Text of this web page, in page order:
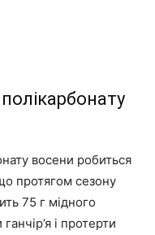
восени робиться
протягом сезону
75 г мідного
і протерти